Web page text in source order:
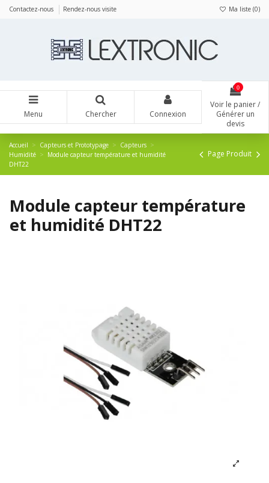
Contactez-nous Rendez-nous visite Ma liste (0)
Menu Chercher Connexion
0
Voir le panier /
Générer un
devis
Accueil Capteurs et Prototypage
Capteurs
Humidité
Module capteur température et humidité
DHT22
Page Produit
Module capteur température
et humidité DHT22
Panneau de gestion des cookies